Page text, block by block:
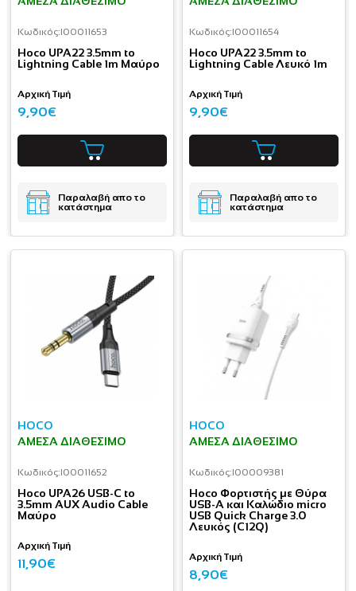
Κωδικός:I00011653
Hoco UPA22 3.5mm to
Lightning Cable 1m Μαύρο
Αρχική Τιμή
9,90€
Παραλαβή απο το
κατάστημα
Κωδικός:I00011654
Hoco UPA22 3.5mm to
Lightning Cable Λευκό 1m
Αρχική Τιμή
9,90€
Παραλαβή απο το
κατάστημα
HOCO
ΆΜΕΣΑ ΔΙΑΘΈΣΙΜΟ
Κωδικός:I00011652
Hoco UPA26 USB-C to
3.5mm AUX Audio Cable
Μαύρο
Αρχική Τιμή
11,90€
HOCO
ΆΜΕΣΑ ΔΙΑΘΈΣΙΜΟ
Κωδικός:I00009381
Hoco Φορτιστής με Θύρα
USB-A και Καλώδιο micro
USB Quick Charge 3.0
Λευκός (C12Q)
Αρχική Τιμή
8,90€